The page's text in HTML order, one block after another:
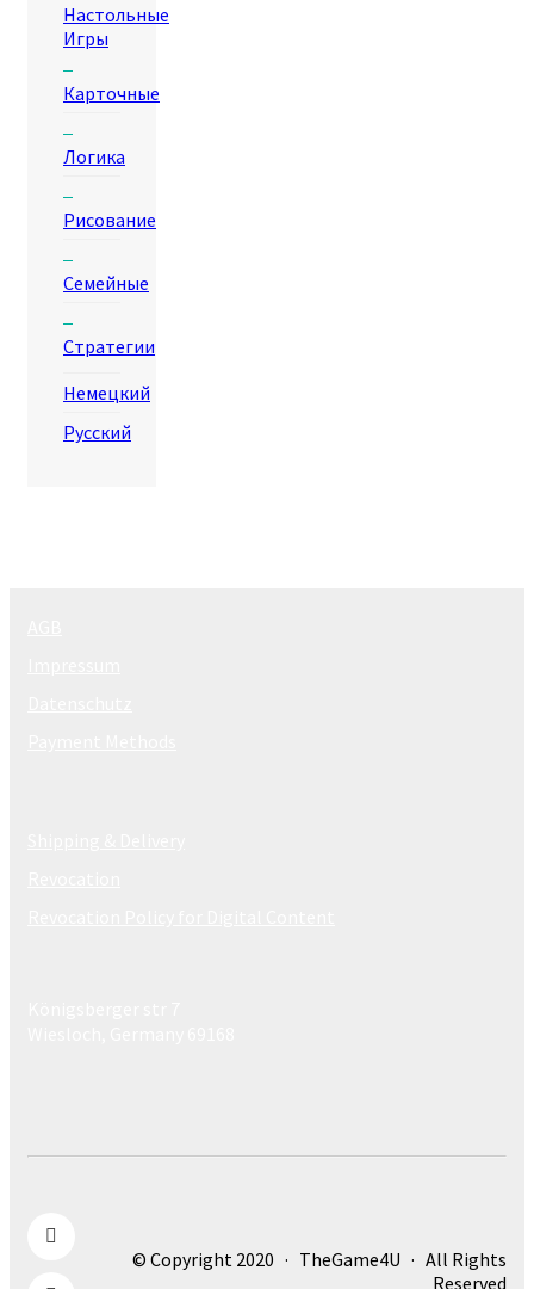
Настольные
Игры
Карточные
Логика
Рисование
Семейные
Стратегии
Немецкий
Русский
© Copyright 2020 · TheGame4U · All Rights
Reserved